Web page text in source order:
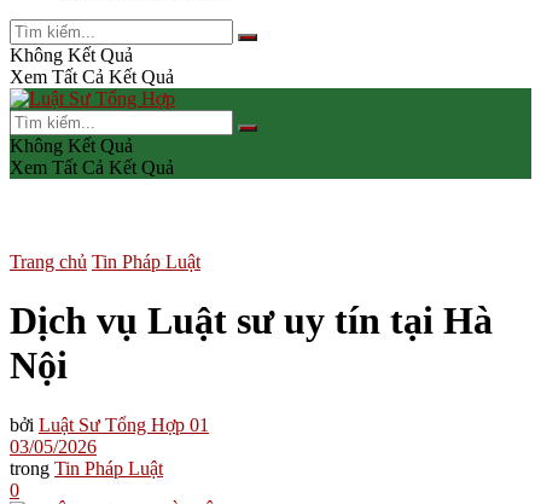
Không Kết Quả
Xem Tất Cả Kết Quả
Không Kết Quả
Xem Tất Cả Kết Quả
Trang chủ Tin Pháp Luật
Dịch vụ Luật sư uy tín tại Hà
Nội
bởi Luật Sư Tổng Hợp 01
03/05/2026
trong Tin Pháp Luật
0